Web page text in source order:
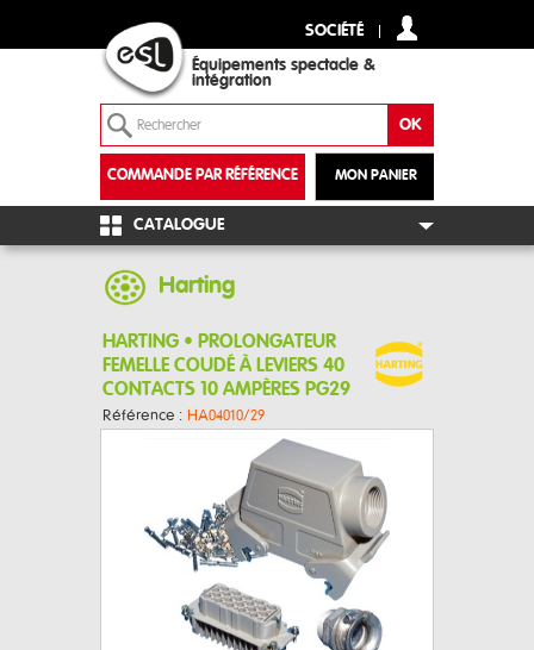
SOCIÉTÉ
Équipements spectacle &
intégration
MON PANIER
COMMANDE PAR RÉFÉRENCE
+
CATALOGUE
Harting
HARTING • PROLONGATEUR
FEMELLE COUDÉ À LEVIERS 40
CONTACTS 10 AMPÈRES PG29
Référence : HA04010/29